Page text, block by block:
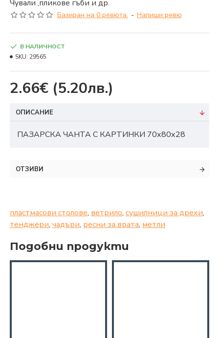
Базиран на 0 ревюта. - Напиши ревю
2.66€ (5.20лв.)
В НАЛИЧНОСТ
SKU: 29565
ОПИСАНИЕ
ПАЗАРСКА ЧАНТА С КАРТИНКИ 70х80х28
ОТЗИВИ
пластмасови столове, ветрило, сушилници за дрехи,
тенджери, чадъри, ресни за врата, метли
Подобни продукти